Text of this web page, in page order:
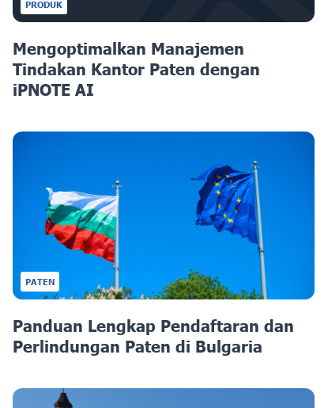
PRODUK
Mengoptimalkan Manajemen
Tindakan Kantor Paten dengan
iPNOTE AI
PATEN
Panduan Lengkap Pendaftaran dan
Perlindungan Paten di Bulgaria